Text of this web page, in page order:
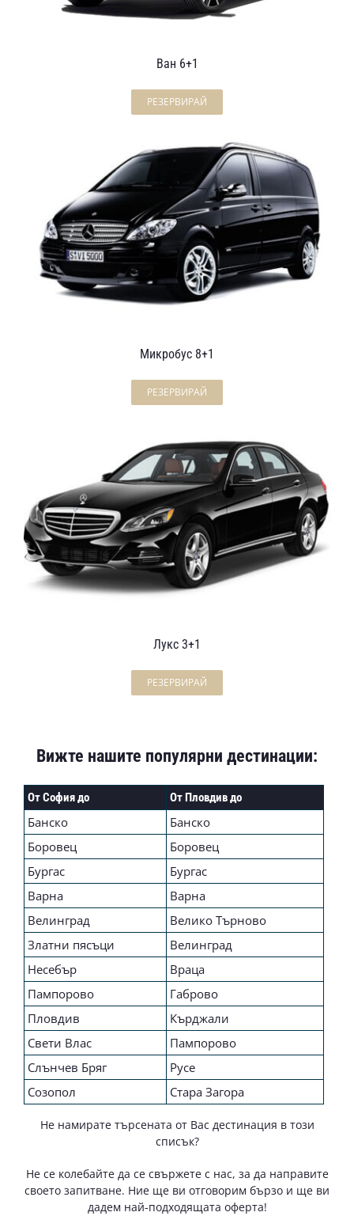
Ван 6+1
РЕЗЕРВИРАЙ
Микробус 8+1
РЕЗЕРВИРАЙ
Лукс 3+1
РЕЗЕРВИРАЙ
Вижте нашите популярни дестинации:
От София до От Пловдив до
Банско
Банско
Боровец
Боровец
Бургас
Бургас
Варна
Варна
Велинград
Велико Търново
Златни пясъци
Велинград
Несебър
Враца
Пампорово
Габрово
Пловдив
Кърджали
Свети Влас
Пампорово
Слънчев Бряг
Русе
Созопол
Стара Загора
Не намирате търсената от Вас дестинация в този
списък?
Не се колебайте да се свържете с нас, за да направите
своето запитване. Ние ще ви отговорим бързо и ще ви
дадем най-подходящата оферта!